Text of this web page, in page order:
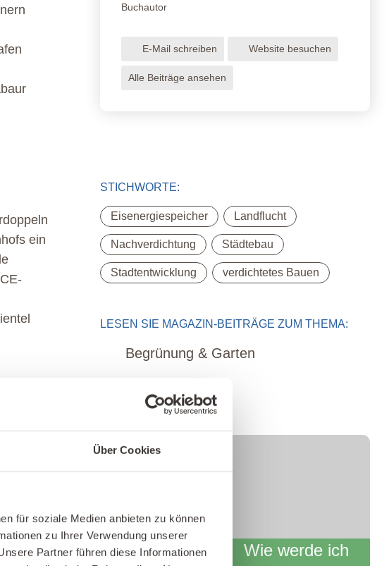
Über Cookies
für soziale Medien anbieten zu können
zu Ihrer Verwendung unserer
Partner führen diese Informationen
ein
ICE-
Buchautor
E-Mail schreiben Website besuchen
Alle Beiträge ansehen
STICHWORTE:
Eisenergiespeicher , Landflucht
Nachverdichtung , Städtebau
Stadtentwicklung , verdichtetes Bauen
LESEN SIE MAGAZIN-BEITRÄGE ZUM THEMA:
Begrünung & Garten
kostenfreies
Fernlehrgang
Wie werde ich